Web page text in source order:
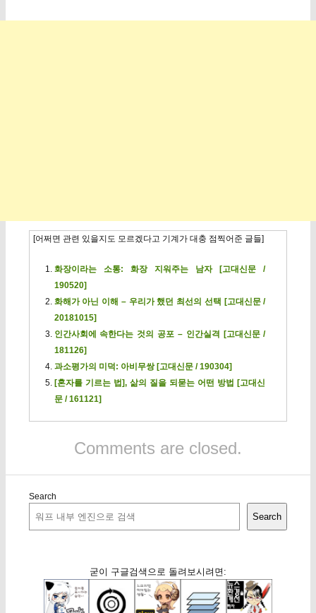
[어쩌면 관련 있을지도 모르겠다고 기계가 대충 점찍어준 글들]
화장이라는 소통: 화장 지워주는 남자 [고대신문 /
190520]
화해가 아닌 이해 – 우리가 했던 최선의 선택 [고대신문 /
20181015]
인간사회에 속한다는 것의 공포 – 인간실격 [고대신문 /
181126]
과소평가의 미덕: 아비무쌍 [고대신문 / 190304]
[혼자를 기르는 법], 삶의 질을 되묻는 어떤 방법 [고대신
문 / 161121]
Comments are closed.
Search
Search
굳이 구글검색으로 돌려보시려면: